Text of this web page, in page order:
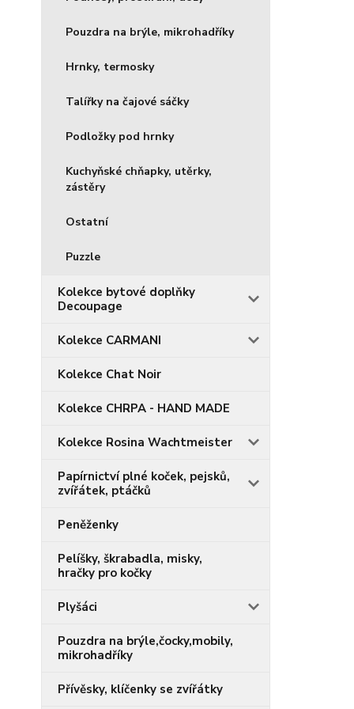
Pouzdra na brýle, mikrohadříky
Hrnky, termosky
Talířky na čajové sáčky
Podložky pod hrnky
Kuchyňské chňapky, utěrky,
zástěry
Ostatní
Puzzle
Kolekce bytové doplňky
Decoupage
Kolekce CARMANI
Kolekce Chat Noir
Kolekce CHRPA - HAND MADE
Kolekce Rosina Wachtmeister
Papírnictví plné koček, pejsků,
zvířátek, ptáčků
Peněženky
Pelíšky, škrabadla, misky,
hračky pro kočky
Plyšáci
Pouzdra na brýle,čocky,mobily,
mikrohadříky
Přívěsky, klíčenky se zvířátky